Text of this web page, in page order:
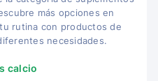
más opciones en
rutina con productos de
necesidades.
calcio